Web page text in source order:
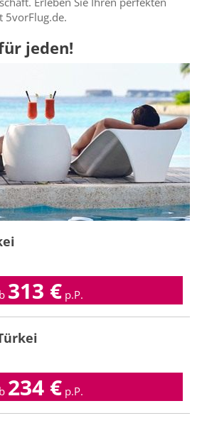
5vorFlug.de.
jeden!
313 € p.P.
234€ p.P.